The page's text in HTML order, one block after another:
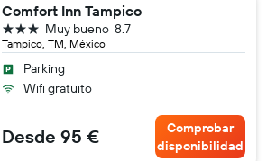
Comfort Inn Tampico
Tampico, TM, México
8.7
Muy bueno
3 estrellas
Parking
Wifi gratuito
Desde 95 €
Comprobar
disponibilidad